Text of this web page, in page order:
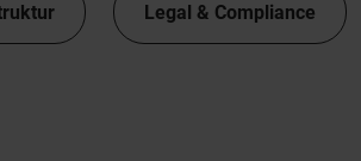
Legal & Compliance